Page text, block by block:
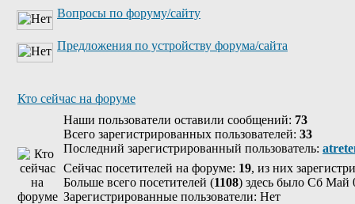
Вопросы по форуму/сайту
Предложения по устройству форума/сайта
Кто сейчас на форуме
Наши пользователи оставили сообщений: 73
Всего зарегистрированных пользователей: 33
Последний зарегистрированный пользователь:
Сейчас посетителей на форуме: 19, из них
Больше всего посетителей (1108) здесь было Сб Май
Зарегистрированные пользователи: Нет